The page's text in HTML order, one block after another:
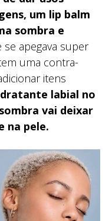
um lip balm
sombra e
se apegava super
uma contra-
itens
labial no
vai deixar
na pele.